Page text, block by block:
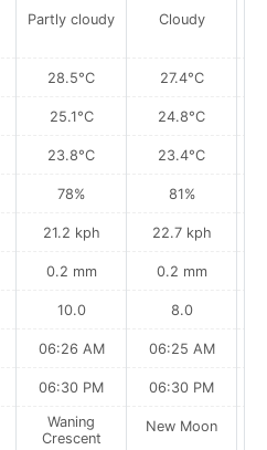
Partly cloudy
28.5°C
25.1°C
23.8°C
78%
21.2 kph
0.2 mm
10.0
06:26 AM
06:30 PM
Waning
Crescent
Cloudy
27.4°C
24.8°C
23.4°C
81%
22.7 kph
0.2 mm
8.0
06:25 AM
06:30 PM
New Moon